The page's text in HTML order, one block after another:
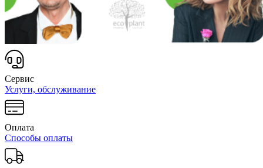
Сервис
Услуги, обслуживание
Оплата
Способы оплаты